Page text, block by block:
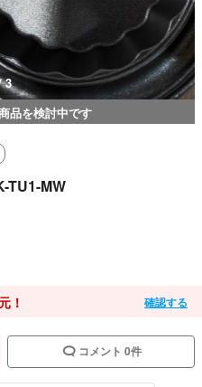
3
品を検討中です
TU1-MW
！ 確認する
コメント 0件